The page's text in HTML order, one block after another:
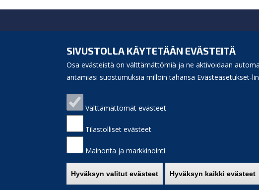
SIVUSTOLLA KÄYTETÄÄN EVÄSTEITÄ
Osa evästeistä on välttämättömiä ja ne aktivoidaan
antamiasi suostumuksia milloin tahansa Evästeasetukset-
Välttämättömät evästeet
Tilastolliset evästeet
Mainonta ja markkinointi
Hyväksyn valitut evästeet Hyväksyn kaikki evästeet
Virastotie 5A
92400 Ruukki
puh. 040 3156 299
Puhelinluettelo
Laskutusosoite
Saavutettavuus